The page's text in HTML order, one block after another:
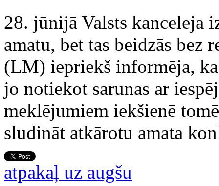
28. jūnijā Valsts kanceleja
amatu, bet tas beidzās
(LM) iepriekš informēja,
jo notiekot sarunas ar
meklējumiem iekšienē
sludināt atkārotu amata
atpakaļ uz augšu